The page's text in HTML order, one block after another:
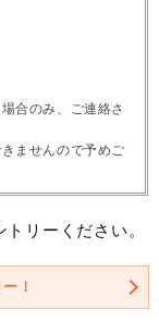
合のみ、ご連絡さ
ませんので予めご
リーください。
！